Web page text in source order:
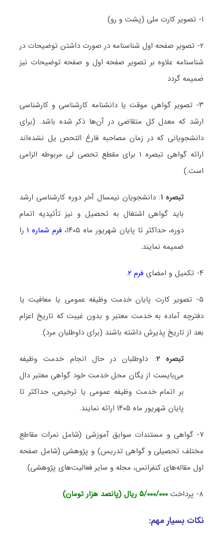
۱- تصویر کارت ملی (پشت و رو)
۲- تصویر صفحه اول شناسنامه در صورت داشتن توضیحات در
شناسنامه علاوه بر تصویر صفحه اول و صفحه توضیحات نیز
ضمیمه گردد
۳- تصویر گواهی موقت یا دانشنامه کارشناسی و کارشناسی
ارشد که معدل کل متقاضی در آن‌ها ذکر شده باشد. (برای
دانشجویانی که در زمان مصاحبه فارغ التحص یل نشده‌اند
ارائه گواهی تبصره ۱ برای مقطع تحصی لی مربوطه الزامی
است.)
تبصره ۱ : دانشجویان نیمسال آخر دوره کارشناسی ارشد
باید گواهی اشتغال به تحصیل و نیز تأئیدیه اتمام
دوره، حداکثر تا پایان شهریور ماه ۱۴۰۵،
فرم شماره ۱
را
ضمیمه نمایند.
۴- تکمیل و امضای فرم ۲ .
۵- تصویر کارت پایان خدمت وظیفه عمومی یا معافیت یا
دفترچه آماده به خدمت معتبر و بدون غیبت که تاریخ اعزام
بعد از تاریخ پذیرش داشته باشند (برای داوطلبان مرد).
تبصره ۲ : داوطلبان در حال انجام خدمت وظیفه
می‌بایست از یگان محل خدمت خود گواهی معتبر دال
بر اتمام خدمت وظیفه عمومی یا ترخیص، حداکثر تا
پایان شهریور ماه ۱۴۰۵ ارائه نمایند.
۷- گواهی و مستندات سوابق آموزشی (شامل نمرات مقاطع
مختلف تحصیلی و گواهی تدریس) و پژوهشی (شامل صفحه
اول مقاله‌های کنفرانس، مجله و سایر فعالیت‌های پژوهشی).
۸- پرداخت ۵/۰۰۰/۰۰۰ ریال (پانصد هزار تومان)
نکات بسیار مهم: